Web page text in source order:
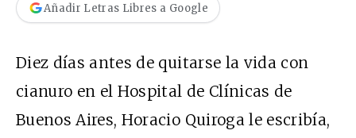
Añadir Letras Libres a Google
Diez días antes de quitarse la vida con
cianuro en el Hospital de Clínicas de
Buenos Aires, Horacio Quiroga le escribía,